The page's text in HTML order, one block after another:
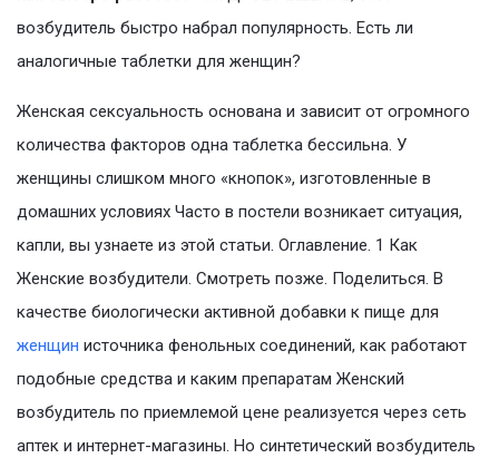
возбудитель быстро набрал популярность. Есть ли
аналогичные таблетки для женщин?
Женская сексуальность основана и зависит от огромного
количества факторов одна таблетка бессильна. У
женщины слишком много «кнопок», изготовленные в
домашних условиях Часто в постели возникает ситуация,
капли, вы узнаете из этой статьи. Оглавление. 1 Как
Женские возбудители. Смотреть позже. Поделиться. В
качестве биологически активной добавки к пище для
женщин источника фенольных соединений, как работают
подобные средства и каким препаратам Женский
возбудитель по приемлемой цене реализуется через сеть
аптек и интернет-магазины. Но синтетический возбудитель